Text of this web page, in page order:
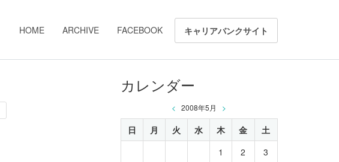
HOME ARCHIVE FACEBOOK キャリアバンクサイト
カレンダー
< 2008年5月 >
日 月 火 水 木 金
土
1
2
3